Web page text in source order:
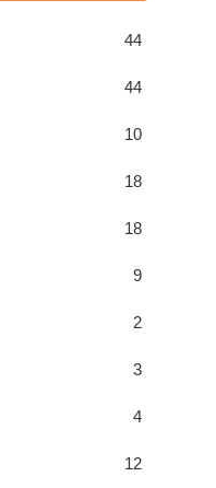
44
44
10
18
18
9
2
3
4
12